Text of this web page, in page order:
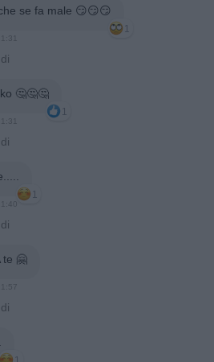
se fa male 😏😏😏
1
🤔🤔🤔
1
1
te 🤗